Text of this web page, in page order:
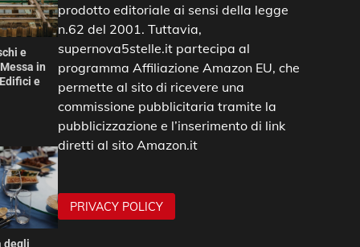
e
in
e
degli
prodotto editoriale ai sensi della legge
n.62 del 2001. Tuttavia,
supernova5stelle.it partecipa al
programma Affiliazione Amazon EU, che
permette al sito di ricevere una
commissione pubblicitaria tramite la
pubblicizzazione e l’inserimento di link
diretti al sito Amazon.it
PRIVACY POLICY